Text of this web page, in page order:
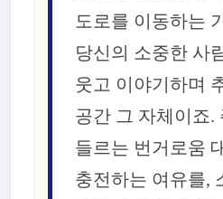
도로를 이동하는
당신의 소중한 사
웃고 이야기하며
공간 그 자체이죠.
들르는 번거로움
충전하는 여유를,